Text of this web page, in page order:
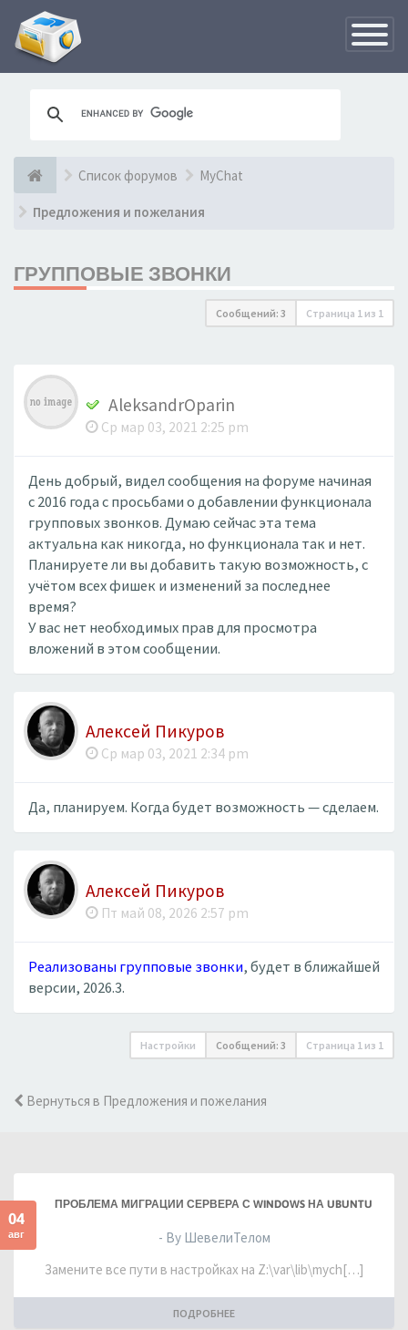
Список форумов MyChat
Предложения и пожелания
ГРУППОВЫЕ ЗВОНКИ
Сообщений: 3 Страница 1 из 1
AleksandrOparin
Ср мар 03, 2021 2:25 pm
День добрый, видел сообщения на форуме начиная
с 2016 года с просьбами о добавлении функционала
групповых звонков. Думаю сейчас эта тема
актуальна как никогда, но функционала так и нет.
Планируете ли вы добавить такую возможность, с
учётом всех фишек и изменений за последнее
время?
У вас нет необходимых прав для просмотра
вложений в этом сообщении.
Алексей Пикуров
Ср мар 03, 2021 2:34 pm
Да, планируем. Когда будет возможность — сделаем.
Алексей Пикуров
Пт май 08, 2026 2:57 pm
Реализованы групповые звонки, будет в ближайшей
версии, 2026.3.
Настройки Сообщений: 3 Страница 1 из 1
Вернуться в Предложения и пожелания
04
авг
ПРОБЛЕМА МИГРАЦИИ СЕРВЕРА С WINDOWS НА UBUNTU
- By ШевелиТелом
Замените все пути в настройках на Z:\var\lib\mych[…]
ПОДРОБНЕЕ